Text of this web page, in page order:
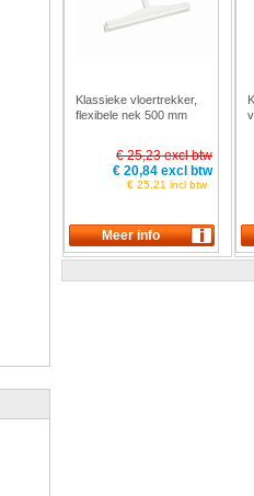
Klassieke vloertrekker,
flexibele nek 500 mm
€ 25,23 excl btw
€ 20,84 excl btw
€ 25,21 incl btw